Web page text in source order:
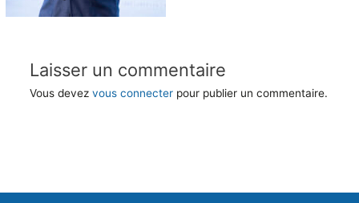
Laisser un commentaire
Vous devez vous connecterpour publier un commentaire.